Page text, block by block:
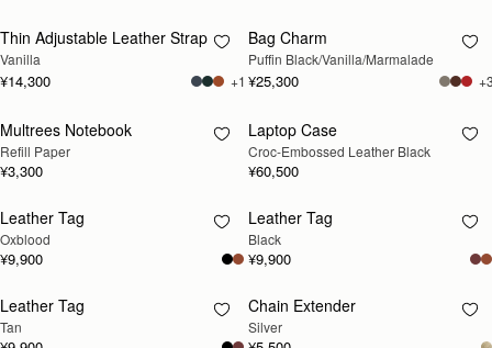
再入荷予定
Thin Adjustable Leather Strap
Vanilla
¥14,300 +1
再入荷予定
Bag Charm
Puffin Black/Vanilla/Marmalade
¥25,300
再入荷予定
Multrees Notebook
Refill Paper
¥3,300
再入荷予定
Laptop Case
Croc-Embossed Leather Black
¥60,500
再入荷予定
Leather Tag
Oxblood
¥9,900
再入荷予定
Leather Tag
Black
¥9,900
再入荷予定
Leather Tag
Tan
再入荷予定
Chain Extender
Silver